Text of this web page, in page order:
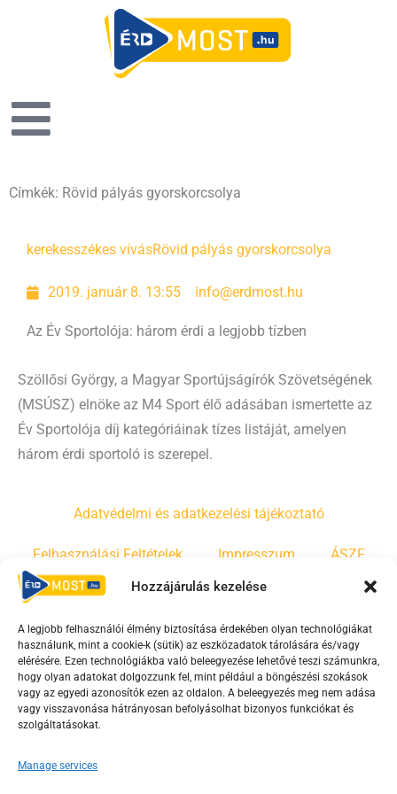
Hozzájárulás kezelése
A legjobb felhasználói élmény biztosítása érdekében olyan technológiákat
használunk, mint a cookie-k (sütik) az eszközadatok tárolására és/vagy
elérésére. Ezen technológiákba való beleegyezése lehetővé teszi számunkra,
hogy olyan adatokat dolgozzunk fel, mint például a böngészési szokások
vagy az egyedi azonosítók ezen az oldalon. A beleegyezés meg nem adása
vagy visszavonása hátrányosan befolyásolhat bizonyos funkciókat és
szolgáltatásokat.
Manage services
Címkék: Rövid pályás gyorskorcsolya
kerekesszékes vívásRövid pályás gyorskorcsolya
2019. január 8. 13:55 info@erdmost.hu
Az Év Sportolója: három érdi a legjobb tízben
Szöllősi György, a Magyar Sportújságírók Szövetségének
(MSÚSZ) elnöke az M4 Sport élő adásában ismertette az
Év Sportolója díj kategóriáinak tízes listáját, amelyen
három érdi sportoló is szerepel.
Adatvédelmi és adatkezelési tájékoztató
Felhasználási Feltételek Impresszum ÁSZF
Irányelvek Moderálási szabályzat
F
a
c
e
o
Y
o
u
t
b
T
i
k